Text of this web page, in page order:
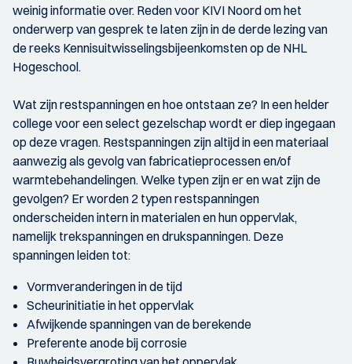
weinig informatie over. Reden voor KIVI Noord om het
onderwerp van gesprek te laten zijn in de derde lezing van
de reeks Kennisuitwisselingsbijeenkomsten op de NHL
Hogeschool.
Wat zijn restspanningen en hoe ontstaan ze? In een helder
college voor een select gezelschap wordt er diep ingegaan
op deze vragen. Restspanningen zijn altijd in een materiaal
aanwezig als gevolg van fabricatieprocessen en/of
warmtebehandelingen. Welke typen zijn er en wat zijn de
gevolgen? Er worden 2 typen restspanningen
onderscheiden intern in materialen en hun oppervlak,
namelijk trekspanningen en drukspanningen. Deze
spanningen leiden tot:
Vormveranderingen in de tijd
Scheurinitiatie in het oppervlak
Afwijkende spanningen van de berekende
Preferente anode bij corrosie